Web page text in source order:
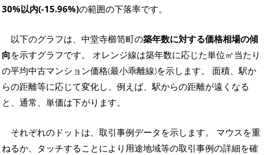
30%以内(-15.96%)の範囲の下落率です。
以下のグラフは、中堂寺櫛笥町の築年数に対する価格相場の傾
向を示すグラフです。 オレンジ線は築年数に応じた単位㎡当たり
の平均中古マンション価格(最小乖離線)を示します。 面積、駅か
らの距離等に応じて変化し、例えば、駅からの距離が遠くなる
と、通常、単価は下がります。
それぞれのドットは、取引事例データを示します。 マウスを重
ねるか、タッチすることにより用途地域等の取引事例の詳細を確